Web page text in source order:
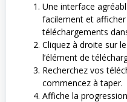
Une interface
facilement et
téléchargements
Cliquez à droite sur
l’élément de
Recherchez vos
commencez à taper.
Affiche la